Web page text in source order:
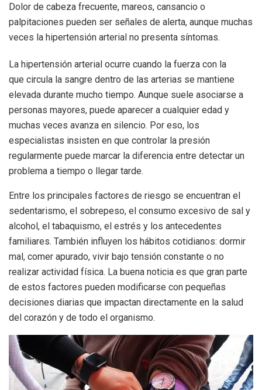
Dolor de cabeza frecuente, mareos, cansancio o
palpitaciones pueden ser señales de alerta, aunque muchas
veces la hipertensión arterial no presenta síntomas.
La hipertensión arterial ocurre cuando la fuerza con la
que circula la sangre dentro de las arterias se mantiene
elevada durante mucho tiempo. Aunque suele asociarse a
personas mayores, puede aparecer a cualquier edad y
muchas veces avanza en silencio. Por eso, los
especialistas insisten en que controlar la presión
regularmente puede marcar la diferencia entre detectar un
problema a tiempo o llegar tarde.
Entre los principales factores de riesgo se encuentran el
sedentarismo, el sobrepeso, el consumo excesivo de sal y
alcohol, el tabaquismo, el estrés y los antecedentes
familiares. También influyen los hábitos cotidianos: dormir
mal, comer apurado, vivir bajo tensión constante o no
realizar actividad física. La buena noticia es que gran parte
de estos factores pueden modificarse con pequeñas
decisiones diarias que impactan directamente en la salud
del corazón y de todo el organismo.